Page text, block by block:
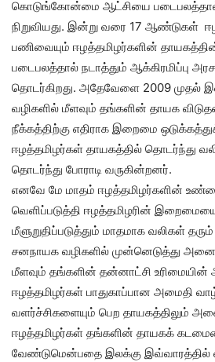
கொடுங்கோன்மை ஆட்சியை படைபலத்தால்
நிறுவியது. இன்று வரை 17 ஆண்டுகள்
பணிவையும் ஈழத்தமிழர்களின்
படைபலத்தால் நடாத்தும் ஆக்கிரமிப்பு
தொடர்கிறது. அதேவேளை 2009 முதல்
வழிகளில் மீளவும் தங்களின் தாயக
நீக்கத்திற்கு எதிராக இறைமை
ஈழத்தமிழர்கள் தாயகத்தில் தொடர்ந்து
தொடர்ந்து போராடி வருகின்றனர்.
எனவே மே மாதம் ஈழத்தமிழர்களின்
வெளிப்படுத்தி ஈழத்தமிழரின்
மீளுறுதிப்படுத்தும் மாதமாக வலிகள்
சனநாயக வழிகளில் முன்னெடுத்து
மீளவும் தங்களின் தன்னாட்சி உரிமையின்
ஈழத்தமிழர்கள் பாதுகாப்பான அமைதி
வளர்ச்சிகளையும் பெற தாயகத்திலும்
ஈழத்தமிழர்கள் தங்களின் தாயகக்
வேண்டுமென்பதை இலக்கு இவ்வாரத்தில்